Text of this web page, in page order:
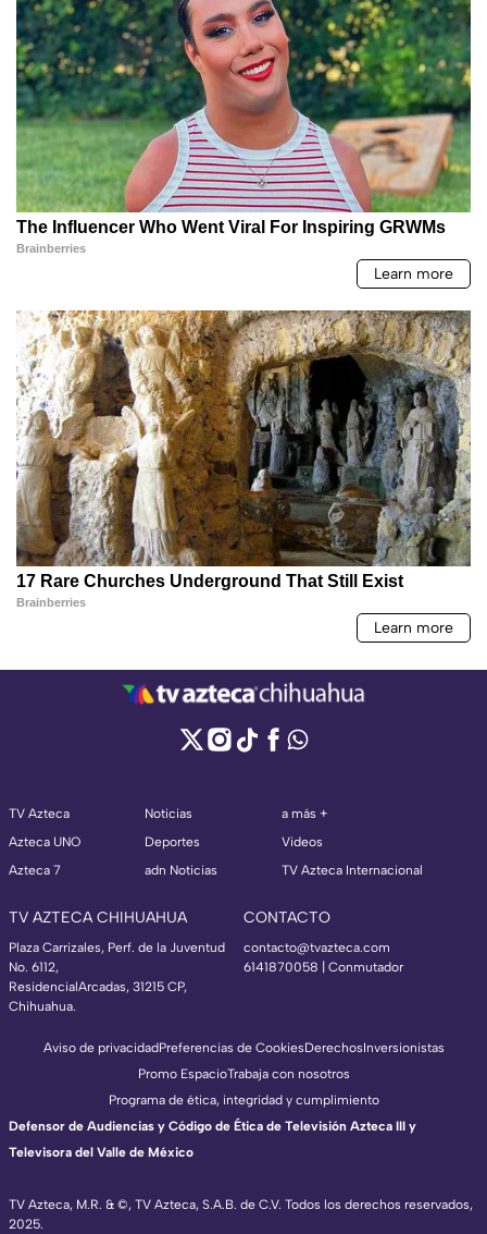
TV Azteca
Azteca UNO
Azteca 7
Noticias
Deportes
adn Noticias
a más +
Videos
TV Azteca Internacional
TV AZTECA CHIHUAHUA
Plaza Carrizales, Perf. de la Juventud
No. 6112,
ResidencialArcadas, 31215 CP,
Chihuahua.
CONTACTO
contacto@tvazteca.com
6141870058 | Conmutador
TV Azteca, M.R. & ©, TV Azteca, S.A.B. de C.V. Todos los derechos reservados,
2025.
Aviso de privacidadPreferencias de CookiesDerechosInversionistas
Promo EspacioTrabaja con nosotros
Programa de ética, integridad y cumplimiento
Defensor de Audiencias y Código de Ética de Televisión Azteca III y
Televisora del Valle de México